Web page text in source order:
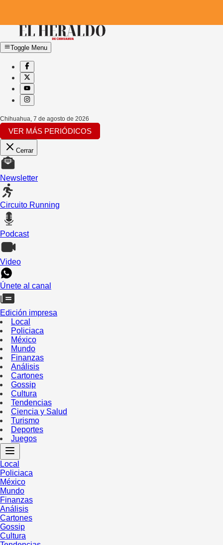
Toggle Menu
Chihuahua 7 de agosto de 2026
VER MÁS PERIÓDICOS
Cerrar
Newsletter
Circuito Running
Podcast
Video
Únete al canal
Edición impresa
Local
Policiaca
México
Mundo
Finanzas
Análisis
Cartones
Gossip
Cultura
Tendencias
Ciencia y Salud
Turismo
Deportes
Juegos
Local
Policiaca
México
Mundo
Finanzas
Análisis
Cartones
Gossip
Cultura